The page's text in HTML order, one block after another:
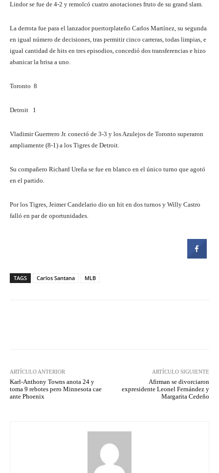
Lindor se fue de 4-2 y remolcó cuatro anotaciones fruto de su grand slam.
La derrota fue para el lanzador puertorplateño Carlos Martínez, su segunda
en igual número de decisiones, tras permitir cinco carreras, todas limpias, e
igual cantidad de hits en tres episodios, concedió dos transferencias e hizo
abanicar la brisa a uno.
Toronto 8
Detroit 1
Vladimir Guerrrero Jr. conectó de 3-3 y los Azulejos de Toronto superaron
ampliamente (8-1) a los Tigres de Detroit.
Su compañero Richard Ureña se fue en blanco en el único turno que agotó
en el partido.
Por los Tigres, Jeimer Candelario dio un hit en dos turnos y Willy Castro
falló en par de oportunidades.
TAGS Carlos Santana MLB
ARTÍCULO ANTERIOR
Karl-Anthony Towns anota 24 y
toma 9 rebotes pero Minnesota cae
ante Phoenix
ARTÍCULO SIGUIENTE
Afirman se divorciaron
expresidente Leonel Fernández y
Margarita Cedeño